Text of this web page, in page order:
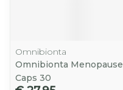
Omnibionta
Omnibionta Menopause
Caps 30